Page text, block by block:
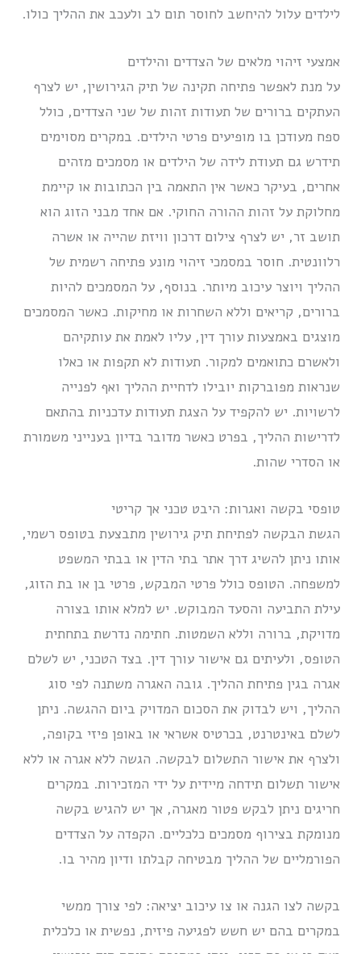
לילדים עלול להיחשב לחוסר תום לב ולעכב את ההליך כולו.
אמצעי זיהוי מלאים של הצדדים והילדים
על מנת לאפשר פתיחה תקינה של תיק הגירושין, יש לצרף
העתקים ברורים של תעודות זהות של שני הצדדים, כולל
ספח מעודכן בו מופיעים פרטי הילדים. במקרים מסוימים
תידרש גם תעודת לידה של הילדים או מסמכים מזהים
אחרים, בעיקר כאשר אין התאמה בין הכתובות או קיימת
מחלוקת על זהות ההורה החוקי. אם אחד מבני הזוג הוא
תושב זר, יש לצרף צילום דרכון וויזת שהייה או אשרה
רלוונטית. חוסר במסמכי זיהוי מונע פתיחה רשמית של
ההליך ויוצר עיכוב מיותר. בנוסף, על המסמכים להיות
ברורים, קריאים וללא השחרות או מחיקות. כאשר המסמכים
מוצגים באמצעות עורך דין, עליו לאמת את עותקיהם
ולאשרם כתואמים למקור. תעודות לא תקפות או כאלו
שנראות מפוברקות יובילו לדחיית ההליך ואף לפנייה
לרשויות. יש להקפיד על הצגת תעודות עדכניות בהתאם
לדרישות ההליך, בפרט כאשר מדובר בדיון בענייני משמורת
או הסדרי שהות.
טופסי בקשה ואגרות: היבט טכני אך קריטי
הגשת הבקשה לפתיחת תיק גירושין מתבצעת בטופס רשמי,
אותו ניתן להשיג דרך אתר בתי הדין או בבתי המשפט
למשפחה. הטופס כולל פרטי המבקש, פרטי בן או בת הזוג,
עילת התביעה והסעד המבוקש. יש למלא אותו בצורה
מדויקת, ברורה וללא השמטות. חתימה נדרשת בתחתית
הטופס, ולעיתים גם אישור עורך דין. בצד הטכני, יש לשלם
אגרה בגין פתיחת ההליך. גובה האגרה משתנה לפי סוג
ההליך, ויש לבדוק את הסכום המדויק ביום ההגשה. ניתן
לשלם באינטרנט, בכרטיס אשראי או באופן פיזי בקופה,
ולצרף את אישור התשלום לבקשה. הגשה ללא אגרה או ללא
אישור תשלום תידחה מיידית על ידי המזכירות. במקרים
חריגים ניתן לבקש פטור מאגרה, אך יש להגיש בקשה
מנומקת בצירוף מסמכים כלכליים. הקפדה על הצדדים
הפורמליים של ההליך מבטיחה קבלתו ודיון מהיר בו.
בקשה לצו הגנה או צו עיכוב יציאה: לפי צורך ממשי
במקרים בהם יש חשש לפגיעה פיזית, נפשית או כלכלית